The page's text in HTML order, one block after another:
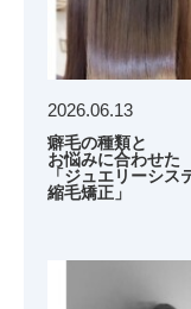
2026.06.13
癖毛の種類と
お悩みに合わせた
「ジュエリーシス
縮毛矯正」